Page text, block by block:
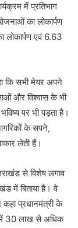
में प्रतिभाग
का लोकार्पण
लोकार्पण एवं 6.63
कि सभी मेयर अपने
और विश्वास के भी
पर भी पड़ता है।
के सपने,
लेती हैं।
से विशेष लगाव
में बिताया है। वे
कहा प्रधानमंत्री के
में 30 लाख से अधिक